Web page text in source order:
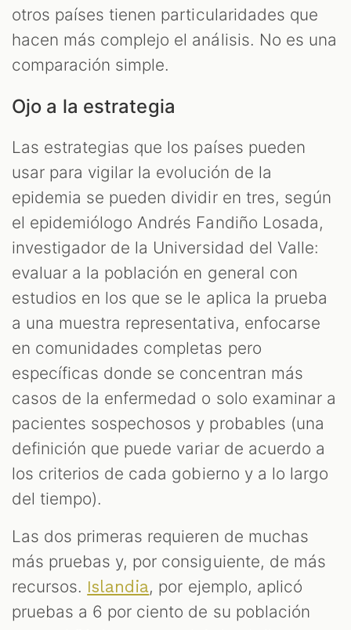
otros países tienen particularidades que
hacen más complejo el análisis. No es una
comparación simple.
Ojo a la estrategia
Las estrategias que los países pueden
usar para vigilar la evolución de la
epidemia se pueden dividir en tres, según
el epidemiólogo Andrés Fandiño Losada,
investigador de la Universidad del Valle:
evaluar a la población en general con
estudios en los que se le aplica la prueba
a una muestra representativa, enfocarse
en comunidades completas pero
específicas donde se concentran más
casos de la enfermedad o solo examinar a
pacientes sospechosos y probables (una
definición que puede variar de acuerdo a
los criterios de cada gobierno y a lo largo
del tiempo).
Las dos primeras requieren de muchas
más pruebas y, por consiguiente, de más
recursos. Islandia, por ejemplo, aplicó
pruebas a 6 por ciento de su población